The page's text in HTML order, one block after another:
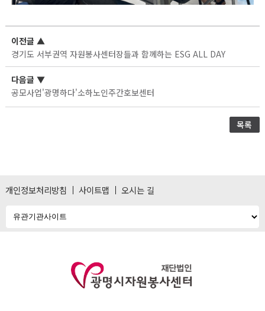
이전글 ▲
경기도 서부권역 자원봉사센터장들과 함께하는 ESG ALL DAY
다음글 ▼
공모사업'광명하다'소하노인주간호보센터
목록
개인정보처리방침 사이트맵 오시는 길